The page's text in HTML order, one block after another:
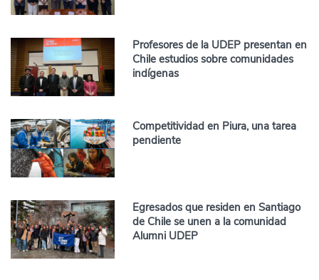
Profesores de la UDEP presentan en
Chile estudios sobre comunidades
indígenas
Competitividad en Piura, una tarea
pendiente
Egresados que residen en Santiago
de Chile se unen a la comunidad
Alumni UDEP